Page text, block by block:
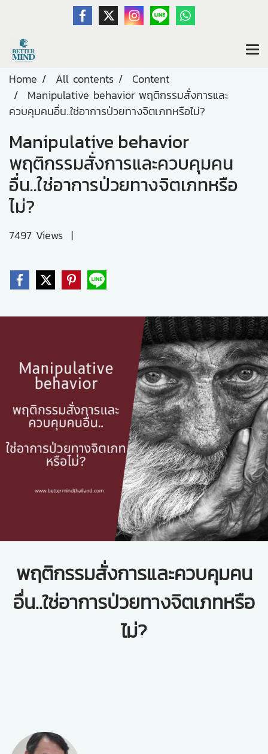
Home All contents
Content
Manipulative behavior พฤติกรรมสั่งการและ
ควบคุมคนอื่น..ใช่อาการป่วยทางจิตเภทหรือไม่?
Manipulative behavior
พฤติกรรมสั่งการและควบคุมคน
อื่น..ใช่อาการป่วยทางจิตเภทหรือ
ไม่?
7497 Views |
พฤติกรรมสั่งการและควบคุมคน
อื่น..ใช่อาการป่วยทางจิตเภทหรือ
ไม่?